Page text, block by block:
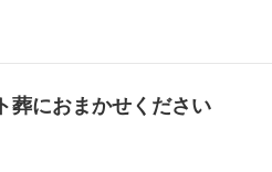
葬におまかせください